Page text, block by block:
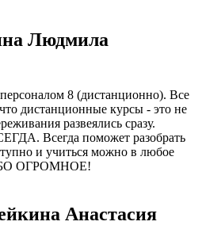
Людмила
8 (дистанционно). Все
дистанционные курсы - это не
развеялись сразу.
Всегда поможет разобрать
и учиться можно в любое
ОГРОМНОЕ!
Анастасия